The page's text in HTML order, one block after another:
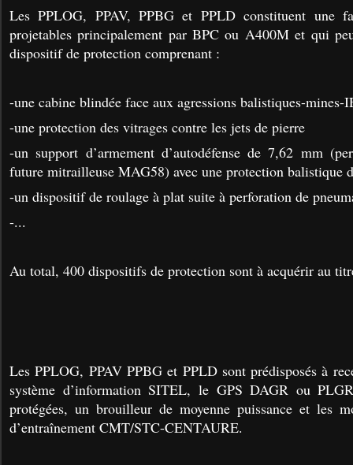
Les PPLOG, PPAV, PPBG et PPLD constituent une
projetables principalement par BPC ou A400M et qui
dispositif de protection comprenant :
-une cabine blindée face aux agressions balistiques-mines-
-une protection des vitrages contre les jets de pierre
-un support d’armement d’autodéfense de 7,62 mm
future mitrailleuse MAG58) avec une protection balistique
-un dispositif de roulage à plat suite à perforation de
-...
Au total, 400 dispositifs de protection sont à acquérir au
Les PPLOG, PPAV PPBG et PPLD sont prédisposés à
système d’information SITEL, le GPS DAGR ou
protégées, un brouilleur de moyenne puissance et les
d’entraînement CMT/STC-CENTAURE.